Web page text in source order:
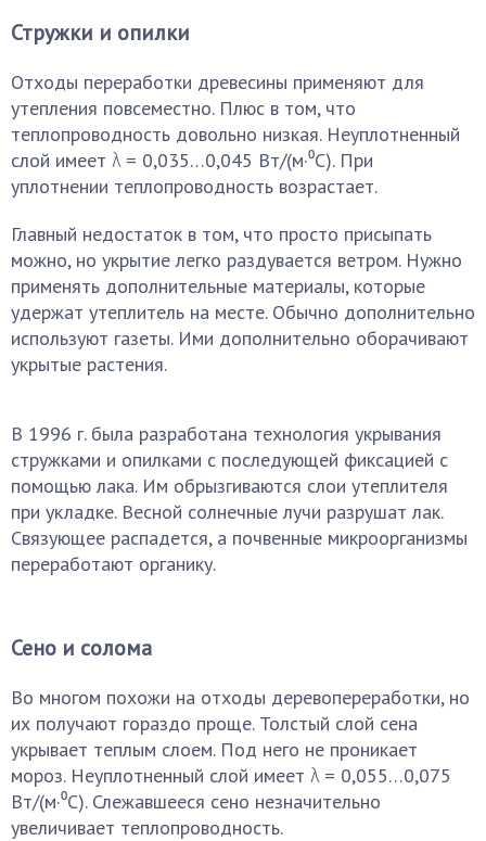
Стружки и опилки
Отходы переработки древесины применяют для
утепления повсеместно. Плюс в том, что
теплопроводность довольно низкая. Неуплотненный
слой имеет λ = 0,035…0,045 Вт/(м·⁰С). При
уплотнении теплопроводность возрастает.
Главный недостаток в том, что просто присыпать
можно, но укрытие легко раздувается ветром. Нужно
применять дополнительные материалы, которые
удержат утеплитель на месте. Обычно дополнительно
используют газеты. Ими дополнительно оборачивают
укрытые растения.
В 1996 г. была разработана технология укрывания
стружками и опилками с последующей фиксацией с
помощью лака. Им обрызгиваются слои утеплителя
при укладке. Весной солнечные лучи разрушат лак.
Связующее распадется, а почвенные микроорганизмы
переработают органику.
Сено и солома
Во многом похожи на отходы деревопереработки, но
их получают гораздо проще. Толстый слой сена
укрывает теплым слоем. Под него не проникает
мороз. Неуплотненный слой имеет λ = 0,055…0,075
Вт/(м·⁰С). Слежавшееся сено незначительно
увеличивает теплопроводность.